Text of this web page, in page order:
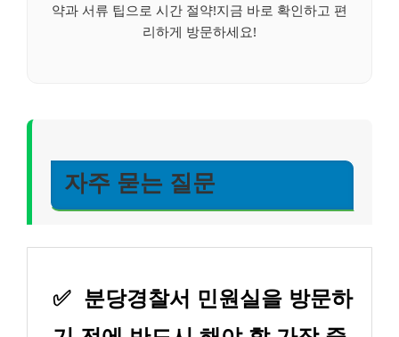
약과 서류 팁으로 시간 절약!지금 바로 확인하고 편
리하게 방문하세요!
자주 묻는 질문
✅ 분당경찰서 민원실을 방문하